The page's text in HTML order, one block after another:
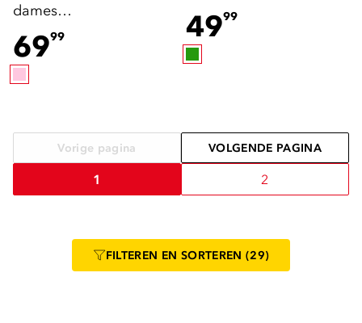
dames
hardloopschoenen roze
6999
zaalschoenen groen
oranje
4999
Vorige pagina VOLGENDE PAGINA
1 2
FILTEREN EN SORTEREN (29)